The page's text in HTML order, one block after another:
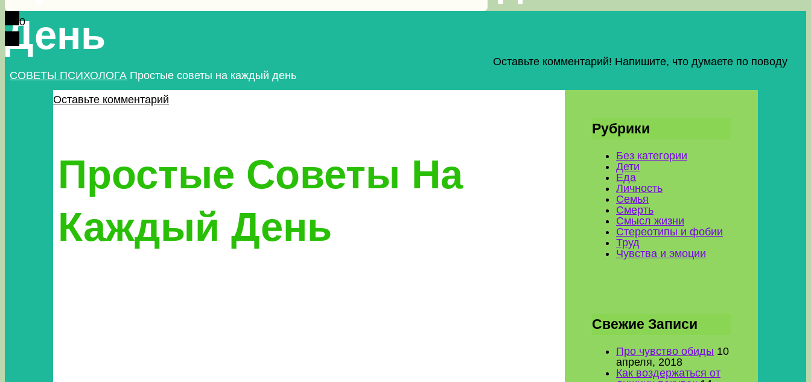
День
Главная
СОВЕТЫ ПСИХОЛОГА Простые советы на каждый день
Оставьте комментарий
Простые Советы На
Каждый День
Рубрики
Без категории
Дети
Еда
Личность
Семья
Смерть
Смысл жизни
Стереотипы и фобии
Труд
Чувства и эмоции
Свежие Записи
Про чувство обиды 10
апреля, 2018
Как воздержаться от
0
Оставьте комментарий! Напишите, что думаете по поводу